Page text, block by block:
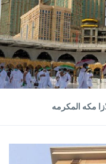
مكه المكرمه